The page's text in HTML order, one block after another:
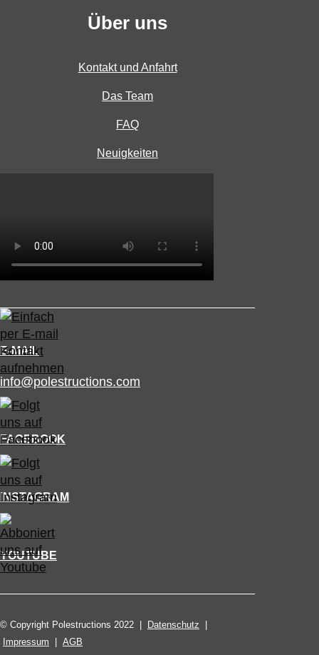
Über uns
Kontakt und Anfahrt
Das Team
FAQ
Neuigkeiten
E-MAIL
info@polestructions.com
FACEBOOK
INSTAGRAM
YOUTUBE
© Copyright Polestructions 2022 | Datenschutz
Impressum
AGB